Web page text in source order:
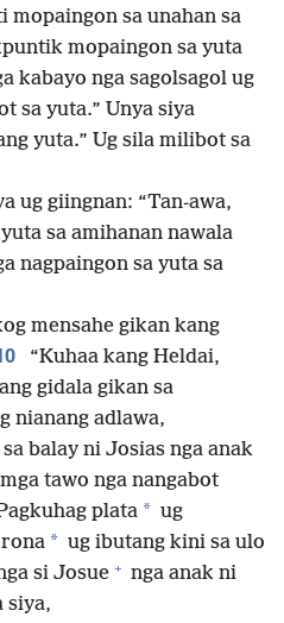
mopaingon sa unahan sa
mopaingon sa yuta
kabayo nga sagolsagol ug
sa yuta.” Unya siya
yuta.” Ug sila milibot sa
ug giingnan: “Tan-awa,
sa amihanan nawala
nagpaingon sa yuta sa
mensahe gikan kang
“Kuhaa kang Heldai,
gidala gikan sa
nianang adlawa,
balay ni Josias nga anak
tawo nga nangabot
plata * ug
* ug ibutang kini sa ulo
si Josue + nga anak ni
siya,